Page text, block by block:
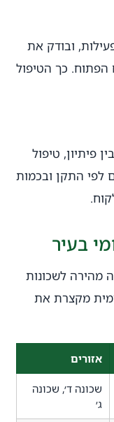
ובודק את
הפתוח. כך הטיפול
פיתיון, טיפול
לפי התקן ובכמות
בעיר
מהירה לשכונות
מקצרת את
אזורים
שכונה ד׳, שכונה
ג׳